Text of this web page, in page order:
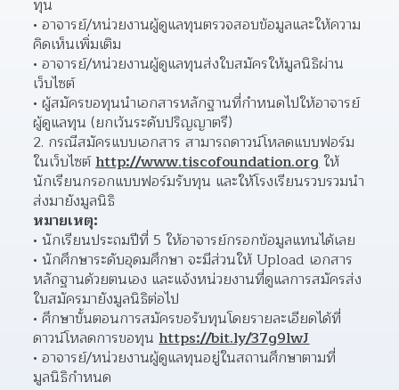
ทุน
อาจารย์/หน่วยงานผู้ดูแลทุนตรวจสอบข้อมูลและให้ความ
คิดเห็นเพิ่มเติม
อาจารย์/หน่วยงานผู้ดูแลทุนส่งใบสมัครให้มูลนิธิผ่าน
เว็บไซต์
ผู้สมัครขอทุนนำเอกสารหลักฐานที่กำหนดไปให้อาจารย์
ผู้ดูแลทุน (ยกเว้นระดับปริญญาตรี)
2. กรณีสมัครแบบเอกสาร สามารถดาวน์โหลดแบบฟอร์ม
ในเว็บไซต์ http://www.tiscofoundation.org ให้
นักเรียนกรอกแบบฟอร์มรับทุน และให้โรงเรียนรวบรวมนำ
ส่งมายังมูลนิธิ
หมายเหตุ:
นักเรียนประถมปีที่ 5 ให้อาจารย์กรอกข้อมูลแทนได้เลย
นักศึกษาระดับอุดมศึกษา จะมีส่วนให้ Upload เอกสาร
หลักฐานด้วยตนเอง และแจ้งหน่วยงานที่ดูแลการสมัครส่ง
ใบสมัครมายังมูลนิธิต่อไป
ศึกษาขั้นตอนการสมัครขอรับทุนโดยรายละเอียดได้ที่
ดาวน์โหลดการขอทุน https://bit.ly/37g9lwJ
อาจารย์/หน่วยงานผู้ดูแลทุนอยู่ในสถานศึกษาตามที่
มูลนิธิกำหนด